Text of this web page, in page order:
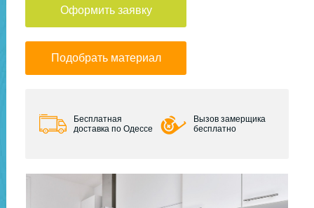
Оформить заявку
Подобрать материал
Бесплатная
доставка по Одессе
Вызов замерщика
бесплатно